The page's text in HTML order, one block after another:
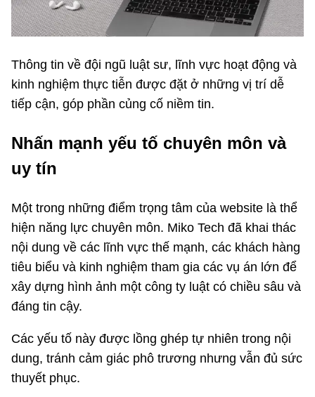
Thông tin về đội ngũ luật sư, lĩnh vực hoạt động và
kinh nghiệm thực tiễn được đặt ở những vị trí dễ
tiếp cận, góp phần củng cố niềm tin.
Nhấn mạnh yếu tố chuyên môn và
uy tín
Một trong những điểm trọng tâm của website là thể
hiện năng lực chuyên môn. Miko Tech đã khai thác
nội dung về các lĩnh vực thế mạnh, các khách hàng
tiêu biểu và kinh nghiệm tham gia các vụ án lớn để
xây dựng hình ảnh một công ty luật có chiều sâu và
đáng tin cậy.
Các yếu tố này được lồng ghép tự nhiên trong nội
dung, tránh cảm giác phô trương nhưng vẫn đủ sức
thuyết phục.